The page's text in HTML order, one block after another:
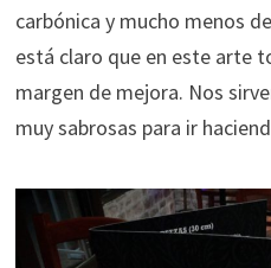
carbónica y mucho menos
está claro que en este arte
margen de mejora. Nos
muy sabrosas para ir